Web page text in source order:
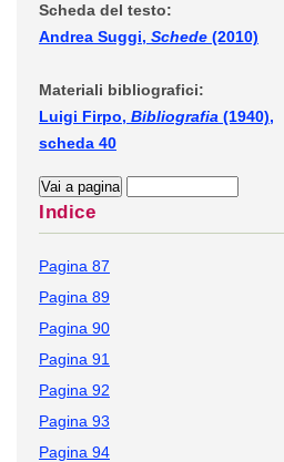
Scheda del testo:
Andrea Suggi, Schede (2010)
Materiali bibliografici:
Luigi Firpo, Bibliografia (1940),
scheda 40
Indice
Pagina 87
Pagina 89
Pagina 90
Pagina 91
Pagina 92
Pagina 93
Pagina 94